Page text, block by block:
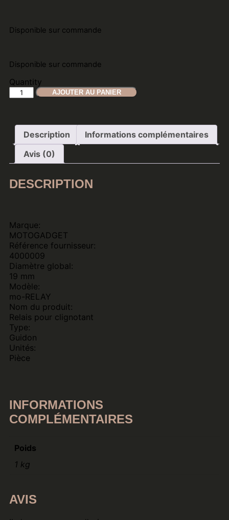
Disponible sur commande
Disponible sur commande
Quantity
AJOUTER AU PANIER
Description
Informations complémentaires
Avis (0)
DESCRIPTION
Marque:
MOTOGADGET
Référence fournisseur:
4000009
Diamètre global:
19 mm
Modèle:
mo-RELAY
Nom du produit:
Relais pour clignotant
Type:
Guidon
Unités:
Pièce
INFORMATIONS
COMPLÉMENTAIRES
Poids
1 kg
AVIS